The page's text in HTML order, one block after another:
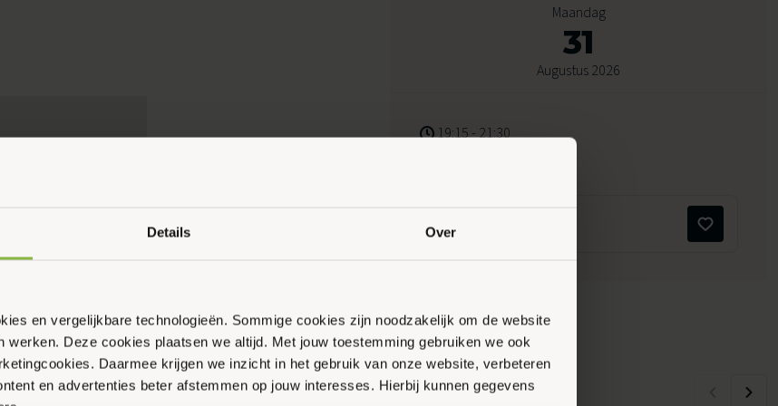
Details Over
en vergelijkbare technologieën. Sommige cookies zijn noodzakelijk om de website
werken. Deze cookies plaatsen we altijd. Met jouw toestemming gebruiken we ook
Daarmee krijgen we inzicht in het gebruik van onze website, verbeteren
en advertenties beter afstemmen op jouw interesses. Hierbij kunnen gegevens
Maandag
31
Augustus 2026
19:15 - 21:30
Maak favoriet